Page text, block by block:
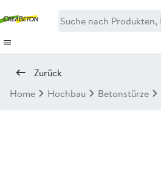
Zurück
Home
Hochbau Betonstürze